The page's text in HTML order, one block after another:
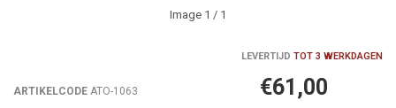
Image 1 / 1
LEVERTIJD TOT 3 WERKDAGEN
ARTIKELCODE ATO-1063 €61,00